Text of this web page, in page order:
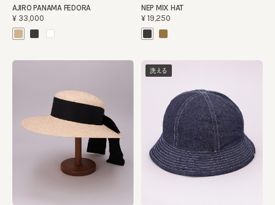
AJIRO PANAMA FEDORA
¥33,000
NEP MIX HAT
¥19,250
洗える